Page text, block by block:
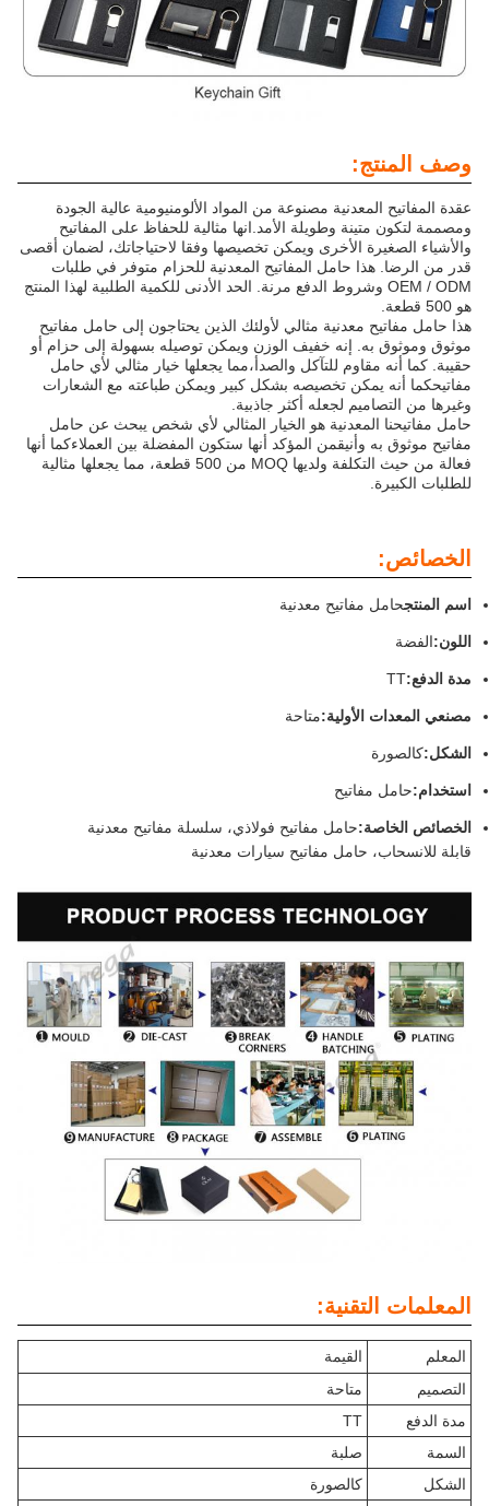
وصف المنتج:
عقدة المفاتيح المعدنية مصنوعة من المواد الألومنيومية عالية الجودة
ومصممة لتكون متينة وطويلة الأمد.انها مثالية للحفاظ على المفاتيح
والأشياء الصغيرة الأخرى ويمكن تخصيصها وفقا لاحتياجاتك، لضمان أقصى
قدر من الرضا. هذا حامل المفاتيح المعدنية للحزام متوفر في طلبات
OEM / ODM وشروط الدفع مرنة. الحد الأدنى للكمية الطلبية لهذا المنتج
هو 500 قطعة.
هذا حامل مفاتيح معدنية مثالي لأولئك الذين يحتاجون إلى حامل مفاتيح
موثوق وموثوق به. إنه خفيف الوزن ويمكن توصيله بسهولة إلى حزام أو
حقيبة. كما أنه مقاوم للتآكل والصدأ،مما يجعلها خيار مثالي لأي حامل
مفاتيحكما أنه يمكن تخصيصه بشكل كبير ويمكن طباعته مع الشعارات
وغيرها من التصاميم لجعله أكثر جاذبية.
حامل مفاتيحنا المعدنية هو الخيار المثالي لأي شخص يبحث عن حامل
مفاتيح موثوق به وأنيقمن المؤكد أنها ستكون المفضلة بين العملاءكما أنها
فعالة من حيث التكلفة ولديها MOQ من 500 قطعة، مما يجعلها مثالية
للطلبات الكبيرة.
الخصائص:
اسم المنتجحامل مفاتيح معدنية
اللون:الفضة
مدة الدفع:TT
مصنعي المعدات الأولية:متاحة
الشكل:كالصورة
استخدام:حامل مفاتيح
الخصائص الخاصة:حامل مفاتيح فولاذي، سلسلة مفاتيح معدنية
قابلة للانسحاب، حامل مفاتيح سيارات معدنية
المعلمات التقنية:
المعلم
القيمة
التصميم
متاحة
مدة الدفع
TT
السمة
صلبة
الشكل
كالصورة